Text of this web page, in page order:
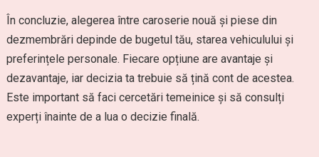
În concluzie, alegerea între caroserie nouă și piese din
dezmembrări depinde de bugetul tău, starea vehiculului și
preferințele personale. Fiecare opțiune are avantaje și
dezavantaje, iar decizia ta trebuie să țină cont de acestea.
Este important să faci cercetări temeinice și să consulți
experți înainte de a lua o decizie finală.